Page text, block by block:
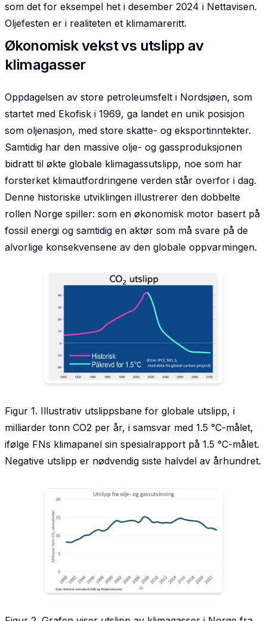
som det for eksempel het i desember 2024 i Nettavisen.
Oljefesten er i realiteten et klima­mareritt.
Økonomisk vekst vs utslipp av
klimagasser
Oppdagelsen av store petroleumsfelt i Nordsjøen, som
startet med Ekofisk i 1969, ga landet en unik posisjon
som oljenasjon, med store skatte- og eksportinntekter.
Samtidig har den massive olje- og gassproduksjonen
bidratt til økte globale klimagassutslipp, noe som har
forsterket klimautfordringene verden står overfor i dag.
Denne historiske utviklingen illustrerer den dobbelte
rollen Norge spiller: som en økonomisk motor basert på
fossil energi og samtidig en aktør som må svare på de
alvorlige konsekvensene av den globale oppvarmingen.
Figur 1. Illustrativ utslippsbane for globale utslipp, i
milliarder tonn CO2 per år, i samsvar med 1.5 °C-målet,
ifølge FNs klimapanel sin spesialrapport på 1.5 °C-målet.
Negative utslipp er nødvendig siste halvdel av århundret.